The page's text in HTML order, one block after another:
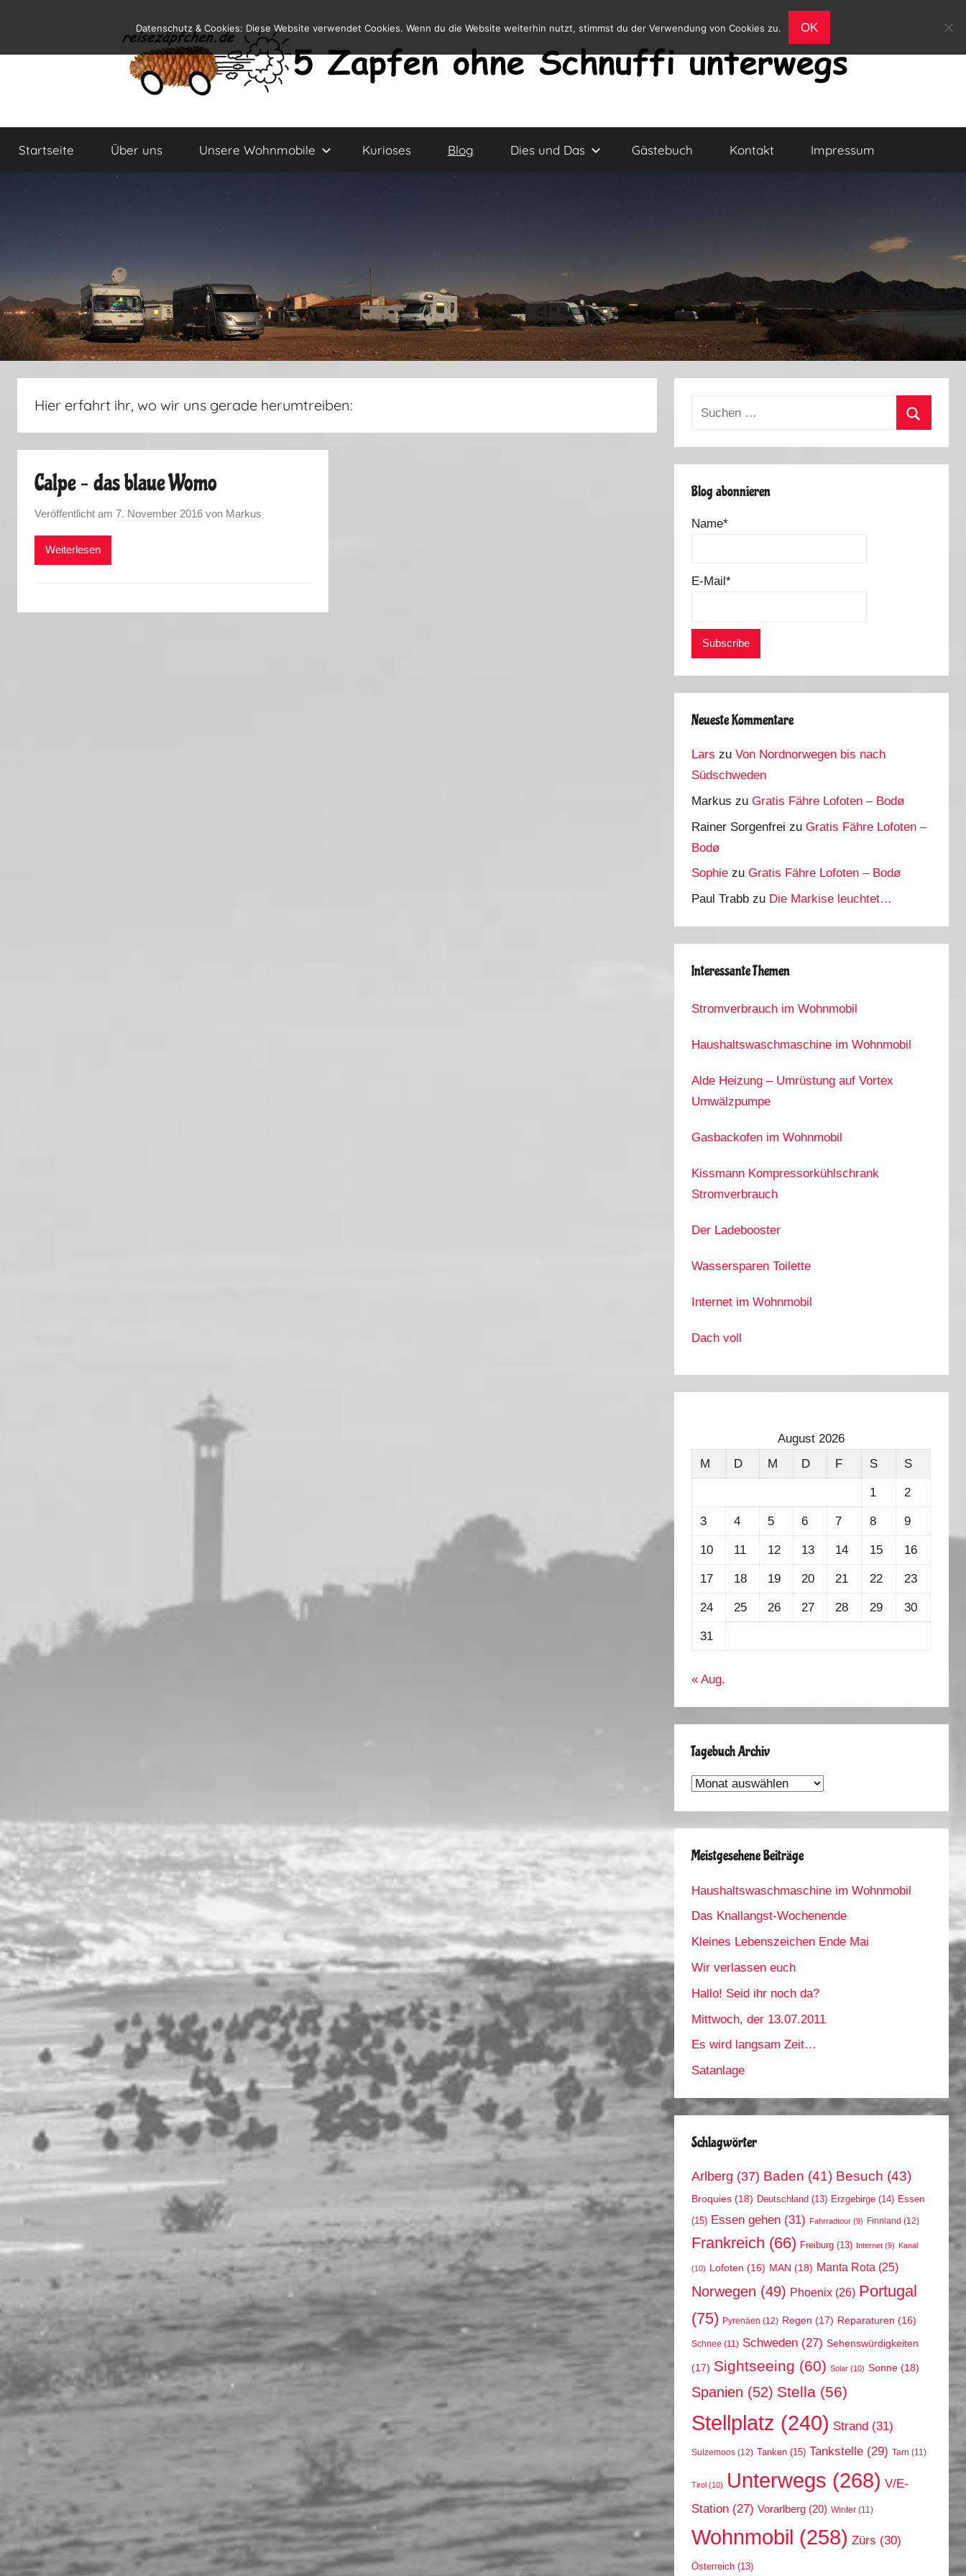
springen
Reiseblog
und
Leben
Startseite Über uns Unsere Wohnmobile Kurioses Blog Dies und Das Gästebuch Kontakt Impressum
Hier erfahrt ihr, wo wir uns gerade herumtreiben:
Calpe – das blaue Womo
Veröffentlicht am 7. November 2016 von Markus
Weiterlesen
Suchen
Blog abonnieren
Name*
E-Mail*
Neueste Kommentare
Lars zuVon Nordnorwegen bis nach
Südschweden
Markus zuGratis Fähre Lofoten – Bodø
Rainer Sorgenfrei zuGratis Fähre Lofoten –
Bodø
Sophie zuGratis Fähre Lofoten – Bodø
Paul Trabb zu Die Markise leuchtet…
Interessante Themen
Stromverbrauch im Wohnmobil
Haushaltswaschmaschine im Wohnmobil
Alde Heizung – Umrüstung auf Vortex
Umwälzpumpe
Gasbackofen im Wohnmobil
Kissmann Kompressorkühlschrank
Stromverbrauch
Der Ladebooster
Wassersparen Toilette
Internet im Wohnmobil
Dach voll
August 2026
M
D M D F S S
1 2
3 4 5 6 7 8 9
10 11 12 13 14 15 16
17 18 19 20 21 22 23
24 25 26 27 28 29 30
31
« Aug.
Tagebuch Archiv
Tagebuch
Meistgesehene Beiträge
Haushaltswaschmaschine im Wohnmobil
Das Knallangst-Wochenende
Kleines Lebenszeichen Ende Mai
Wir verlassen euch
Hallo! Seid ihr noch da?
Mittwoch, der 13.07.2011
Es wird langsam Zeit…
Satanlage
Schlagwörter
Arlberg (37) Baden (41) Besuch (43)
Broquies (18) Deutschland (13) Erzgebirge (14) Essen
(15) Essen gehen (31) Fahrradtour (9) Finnland (12)
Frankreich (66) Freiburg (13) Internet (9) Kanal
(10) Lofoten (16) MAN (18) Manta Rota (25)
Norwegen (49) Phoenix (26) Portugal
(75) Pyrenäen (12) Regen (17) Reparaturen (16)
Schnee (11) Schweden (27) Sehenswürdigkeiten
(17) Sightseeing (60) Solar (10) Sonne (18)
Spanien (52) Stella (56)
Stellplatz (240) Strand (31)
Sulzemoos (12) Tanken (15) Tankstelle (29) Tarn (11)
Tirol (10) Unterwegs (268) V/E-
Station (27) Vorarlberg (20) Winter (11)
Wohnmobil (258) Zürs (30)
Österreich (13)
Datenschutz & Cookies: Diese Website verwendet Cookies. Wenn du die Website weiterhin nutzt, stimmst du der Verwendung von Cookies zu. OK